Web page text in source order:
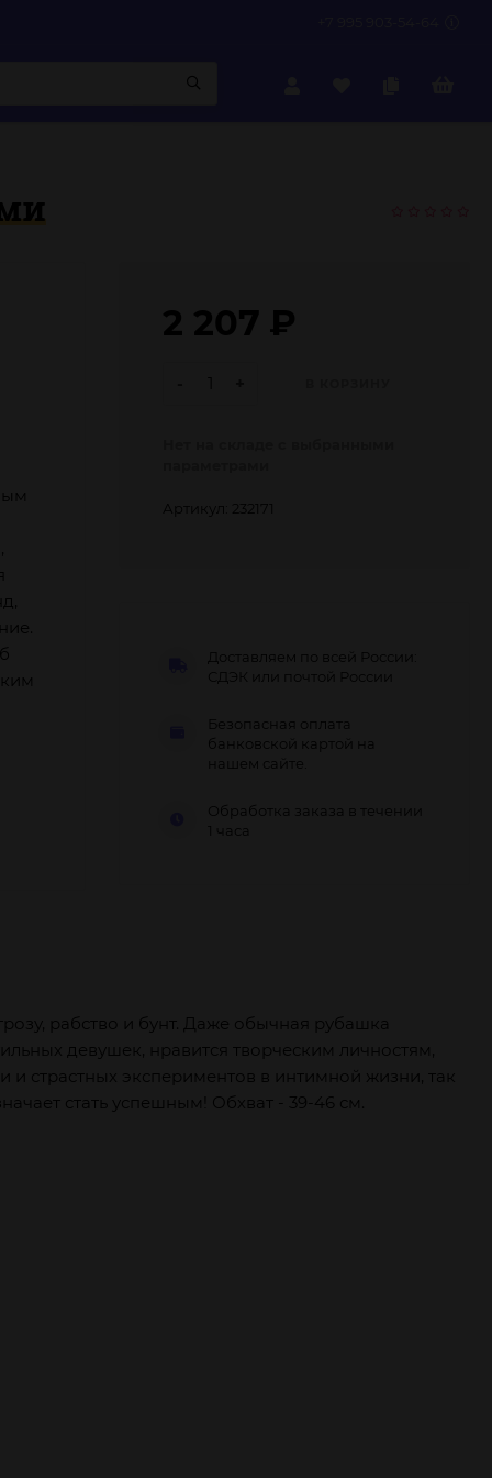
2 207 ₽
Артикул: 232171
Доставляем по всей России:
СДЭК или почтой России
Безопасная оплата
банковской картой на
нашем сайте.
Обработка заказа в течении
1 часа
рабство и бунт. Даже обычная рубашка
девушек, нравится творческим личностям,
страстных экспериментов в интимной жизни, так
стать успешным! Обхват - 39-46 см.